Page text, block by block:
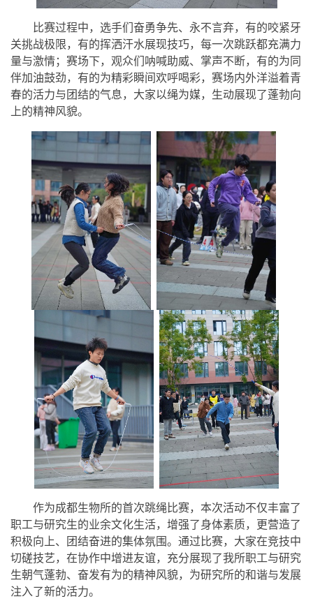
比赛过程中，选手们奋勇争先、永不言弃，有的咬紧牙
关挑战极限，有的挥洒汗水展现技巧，每一次跳跃都充满力
量与激情；赛场下，观众们呐喊助威、掌声不断，有的为同
伴加油鼓劲，有的为精彩瞬间欢呼喝彩，赛场内外洋溢着青
春的活力与团结的气息，大家以绳为媒，生动展现了蓬勃向
上的精神风貌。
作为成都生物所的首次跳绳比赛，本次活动不仅丰富了
职工与研究生的业余文化生活，增强了身体素质，更营造了
积极向上、团结奋进的集体氛围。通过比赛，大家在竞技中
切磋技艺，在协作中增进友谊，充分展现了我所职工与研究
生朝气蓬勃、奋发有为的精神风貌，为研究所的和谐与发展
注入了新的活力。